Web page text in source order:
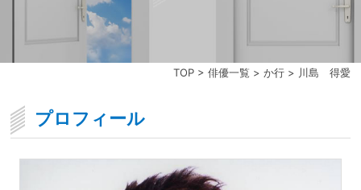
TOP> 俳優一覧 > か行> 川島 得愛
プロフィール